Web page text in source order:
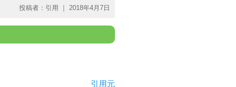
投稿者：引用 ｜ 2018年4月7日
引用元